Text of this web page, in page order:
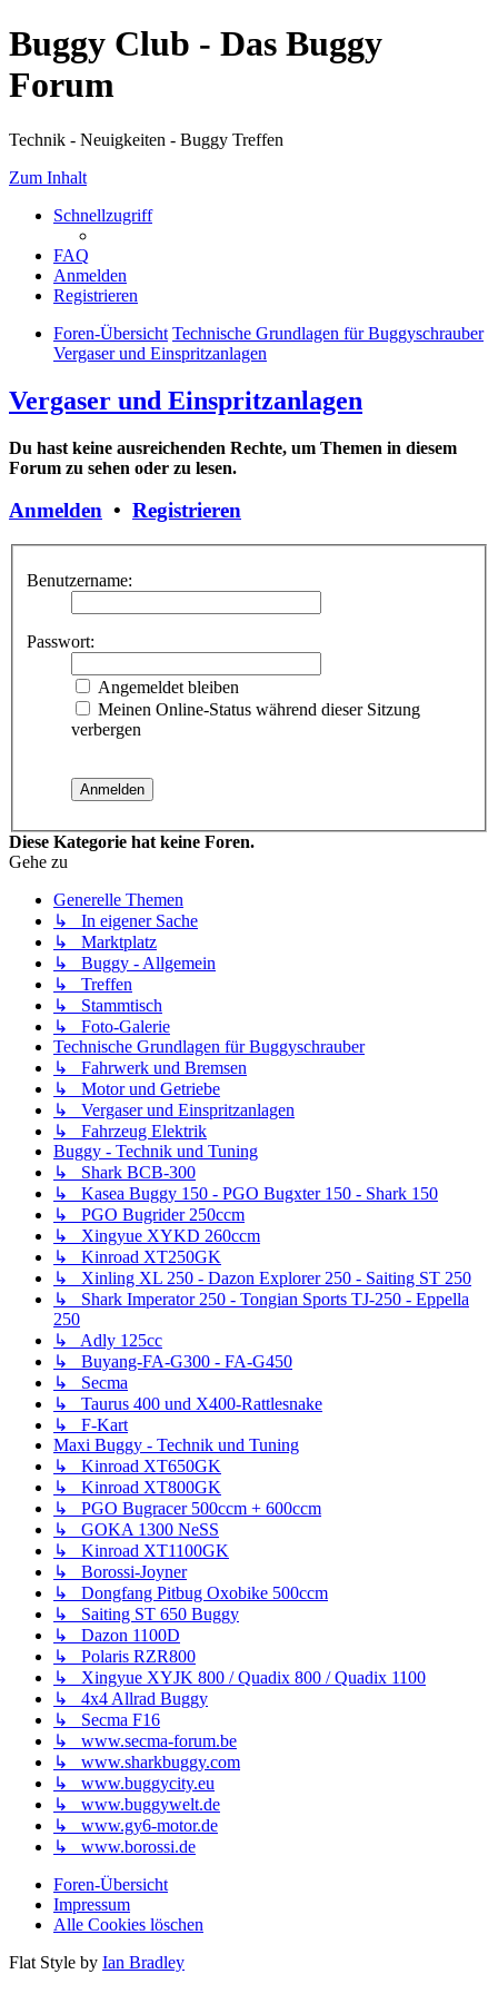
Buggy Club - Das Buggy
Forum
Technik - Neuigkeiten - Buggy Treffen
Zum Inhalt
Schnellzugriff
FAQ
Anmelden
Registrieren
Foren-Übersicht Technische Grundlagen für Buggyschrauber
Vergaser und Einspritzanlagen
Vergaser und Einspritzanlagen
Du hast keine ausreichenden Rechte, um Themen in diesem
Forum zu sehen oder zu lesen.
Anmelden • Registrieren
Benutzername:
Passwort:
Angemeldet bleiben
Meinen Online-Status während dieser Sitzung
verbergen
Diese Kategorie hat keine Foren.
Gehe zu
Generelle Themen
↳ In eigener Sache
↳ Marktplatz
↳ Buggy - Allgemein
↳ Treffen
↳ Stammtisch
↳ Foto-Galerie
Technische Grundlagen für Buggyschrauber
↳ Fahrwerk und Bremsen
↳ Motor und Getriebe
↳ Vergaser und Einspritzanlagen
↳ Fahrzeug Elektrik
Buggy - Technik und Tuning
↳ Shark BCB-300
↳ Kasea Buggy 150 - PGO Bugxter 150 - Shark 150
↳ PGO Bugrider 250ccm
↳ Xingyue XYKD 260ccm
↳ Kinroad XT250GK
↳ Xinling XL 250 - Dazon Explorer 250 - Saiting ST 250
↳ Shark Imperator 250 - Tongian Sports TJ-250 - Eppella
250
↳ Adly 125cc
↳ Buyang-FA-G300 - FA-G450
↳ Secma
↳ Taurus 400 und X400-Rattlesnake
↳ F-Kart
Maxi Buggy - Technik und Tuning
↳ Kinroad XT650GK
↳ Kinroad XT800GK
↳ PGO Bugracer 500ccm + 600ccm
↳ GOKA 1300 NeSS
↳ Kinroad XT1100GK
↳ Borossi-Joyner
↳ Dongfang Pitbug Oxobike 500ccm
↳ Saiting ST 650 Buggy
↳ Dazon 1100D
↳ Polaris RZR800
↳ Xingyue XYJK 800 / Quadix 800 / Quadix 1100
↳ 4x4 Allrad Buggy
↳ Secma F16
↳ www.secma-forum.be
↳ www.sharkbuggy.com
↳ www.buggycity.eu
↳ www.buggywelt.de
↳ www.gy6-motor.de
↳ www.borossi.de
Foren-Übersicht
Impressum
Alle Cookies löschen
Flat Style by Ian Bradley